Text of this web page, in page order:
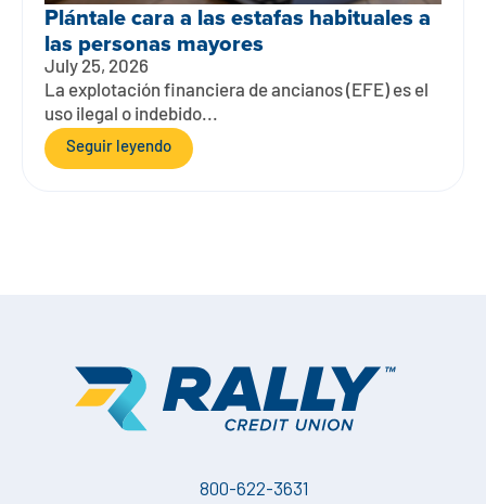
Plántale cara a las estafas habituales a
las personas mayores
July 25, 2026
La explotación financiera de ancianos (EFE) es el
uso ilegal o indebido...
Seguir leyendo
800-622-3631